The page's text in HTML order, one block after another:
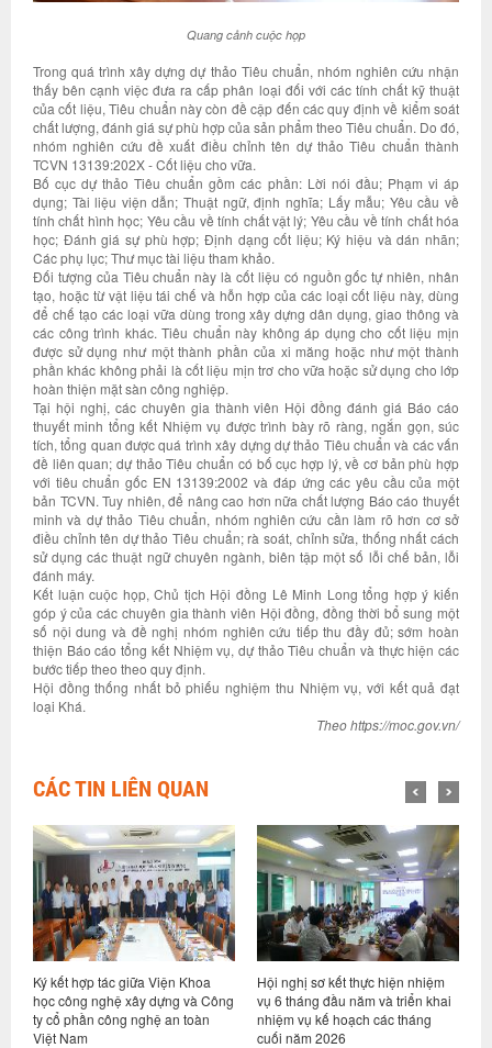
Quang cảnh cuộc họp
Trong quá trình xây dựng dự thảo Tiêu chuẩn, nhóm nghiên cứu nhận
thấy bên cạnh việc đưa ra cấp phân loại đối với các tính chất kỹ thuật
của cốt liệu, Tiêu chuẩn này còn đề cập đến các quy định về kiểm soát
chất lượng, đánh giá sự phù hợp của sản phẩm theo Tiêu chuẩn. Do đó,
nhóm nghiên cứu đề xuất điều chỉnh tên dự thảo Tiêu chuẩn thành
TCVN 13139:202X - Cốt liệu cho vữa.
Bố cục dự thảo Tiêu chuẩn gồm các phần: Lời nói đầu; Phạm vi áp
dụng; Tài liệu viện dẫn; Thuật ngữ, định nghĩa; Lấy mẫu; Yêu cầu về
tính chất hình học; Yêu cầu về tính chất vật lý; Yêu cầu về tính chất hóa
học; Đánh giá sự phù hợp; Định dạng cốt liệu; Ký hiệu và dán nhãn;
Các phụ lục; Thư mục tài liệu tham khảo.
Đối tượng của Tiêu chuẩn này là cốt liệu có nguồn gốc tự nhiên, nhân
tạo, hoặc từ vật liệu tái chế và hỗn hợp của các loại cốt liệu này, dùng
để chế tạo các loại vữa dùng trong xây dựng dân dụng, giao thông và
các công trình khác. Tiêu chuẩn này không áp dụng cho cốt liệu mịn
được sử dụng như một thành phần của xi măng hoặc như một thành
phần khác không phải là cốt liệu mịn trơ cho vữa hoặc sử dụng cho lớp
hoàn thiện mặt sàn công nghiệp.
Tại hội nghị, các chuyên gia thành viên Hội đồng đánh giá Báo cáo
thuyết minh tổng kết Nhiệm vụ được trình bày rõ ràng, ngắn gọn, súc
tích, tổng quan được quá trình xây dựng dự thảo Tiêu chuẩn và các vấn
đề liên quan; dự thảo Tiêu chuẩn có bố cục hợp lý, về cơ bản phù hợp
với tiêu chuẩn gốc EN 13139:2002 và đáp ứng các yêu cầu của một
bản TCVN. Tuy nhiên, để nâng cao hơn nữa chất lượng Báo cáo thuyết
minh và dự thảo Tiêu chuẩn, nhóm nghiên cứu cần làm rõ hơn cơ sở
điều chỉnh tên dự thảo Tiêu chuẩn; rà soát, chỉnh sửa, thống nhất cách
sử dụng các thuật ngữ chuyên ngành, biên tập một số lỗi chế bản, lỗi
đánh máy.
Kết luận cuộc họp, Chủ tịch Hội đồng Lê Minh Long tổng hợp ý kiến
góp ý của các chuyên gia thành viên Hội đồng, đồng thời bổ sung một
số nội dung và đề nghị nhóm nghiên cứu tiếp thu đầy đủ; sớm hoàn
thiện Báo cáo tổng kết Nhiệm vụ, dự thảo Tiêu chuẩn và thực hiện các
bước tiếp theo theo quy định.
Hội đồng thống nhất bỏ phiếu nghiệm thu Nhiệm vụ, với kết quả đạt
loại Khá.
Theo https://moc.gov.vn/
CÁC TIN LIÊN QUAN
Ký kết hợp tác giữa Viện Khoa
học công nghệ xây dựng và Công
ty cổ phần công nghệ an toàn
Việt Nam
Hội nghị sơ kết thực hiện nhiệm
vụ 6 tháng đầu năm và triển khai
nhiệm vụ kế hoạch các tháng
cuối năm 2026